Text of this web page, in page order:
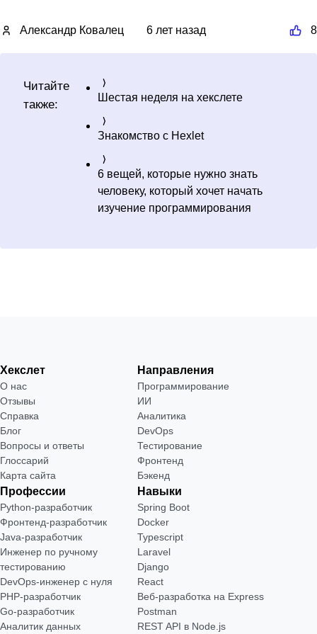
Александр Ковалец 6 лет назад 8
Читайте
также:
Шестая неделя на хекслете
Знакомство с Hexlet
6 вещей, которые нужно знать
человеку, который хочет начать
изучение программирования
Хекслет
О нас
Отзывы
Справка
Блог
Вопросы и ответы
Глоссарий
Карта сайта
Направления
Программирование
ИИ
Аналитика
DevOps
Тестирование
Фронтенд
Бэкенд
Профессии
Python-разработчик
Фронтенд-разработчик
Java-разработчик
Инженер по ручному
тестированию
DevOps-инженер с нуля
РНР-разработчик
Go-разработчик
Аналитик данных
Навыки
Spring Boot
Docker
Typescript
Laravel
Django
React
Веб-разработка на Express
Postman
REST API в Node.js